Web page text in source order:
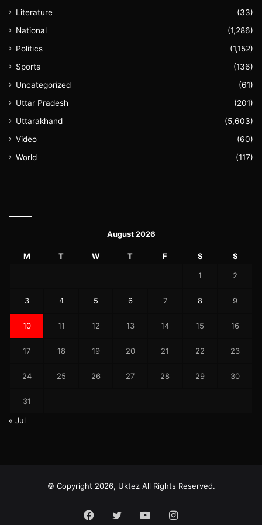
Literature
(33)
National
(1,286)
Politics
(1,152)
Sports
(136)
Uncategorized
(61)
Uttar Pradesh
(201)
Uttarakhand
(5,603)
Video
(60)
World
(117)
August 2026
M T W T F S S
1 2
3 4 5 6 7 8 9
10 11 12 13 14 15 16
17 18 19 20 21 22 23
24 25 26 27 28 29 30
31
« Jul
© Copyright 2026, Uktez All Rights Reserved.
Facebook
Twitter YouTubeInstagram